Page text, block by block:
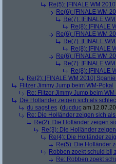
Re(5): [FINALE WM
Re(6): [FINALE WM
Re(7): [FINALE
Re(8): [FINALE
Re(6): [FINALE WM
Re(7): [FINALE
Re(8): [FINALE
Re(6): [FINALE WM
Re(7): [FINALE
Re(8): [FINALE
Re(2): [FINALE WM 2010]
Flitzer Jimmy Jump beim WM-Pokal
Re: Flitzer Jimmy Jump beim
Die Holländer zeigen sich als
du sagst es (ducduc am
Re: Die Holländer zeigen sich
Re(2): Die Holländer zeigen
Re(3): Die Holländer
Re(4): Die Holländer
Re(5): Die Holländer
Robben zoekt schuld bij
Re: Robben zoekt